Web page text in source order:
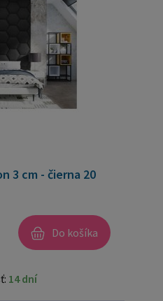
3 cm - čierna 20
Do košíka
14 dní